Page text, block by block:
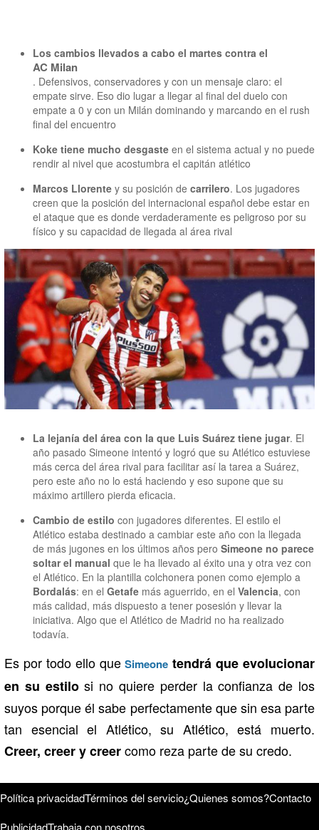
Los cambios llevados a cabo el martes contra el
AC Milan
. Defensivos, conservadores y con un mensaje claro: el
empate sirve. Eso dio lugar a llegar al final del duelo con
empate a 0 y con un Milán dominando y marcando en el rush
final del encuentro
Koke tiene mucho desgaste en el sistema actual y no puede
rendir al nivel que acostumbra el capitán atlético
Marcos Llorente y su posición de carrilero. Los jugadores
creen que la posición del internacional español debe estar en
el ataque que es donde verdaderamente es peligroso por su
físico y su capacidad de llegada al área rival
La lejanía del área con la que Luis Suárez tiene jugar. El
año pasado Simeone intentó y logró que su Atlético estuviese
más cerca del área rival para facilitar así la tarea a Suárez,
pero este año no lo está haciendo y eso supone que su
máximo artillero pierda eficacia.
Cambio de estilo con jugadores diferentes. El estilo el
Atlético estaba destinado a cambiar este año con la llegada
de más jugones en los últimos años pero Simeone no parece
soltar el manual que le ha llevado al éxito una y otra vez con
el Atlético. En la plantilla colchonera ponen como ejemplo a
Bordalás: en el Getafe más aguerrido, en el Valencia, con
más calidad, más dispuesto a tener posesión y llevar la
iniciativa. Algo que el Atlético de Madrid no ha realizado
todavía.
Es por todo ello que Simeone tendrá que evolucionar
en su estilosi no quiere perder la confianza de los
suyos porque él sabe perfectamente que sin esa parte
tan esencial el Atlético, su Atlético, está muerto.
Creer, creer y creercomo reza parte de su credo.
Política privacidadTérminos del servicio¿Quienes somos?Contacto
PublicidadTrabaja con nosotros